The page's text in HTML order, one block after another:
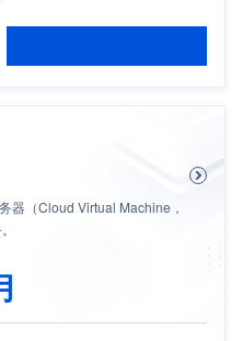
月时长3个月及以上且备案期间剩
器（Cloud Virtual Machine，